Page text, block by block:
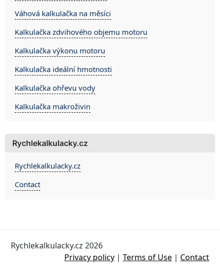
Váhová kalkulačka na měsíci
Kalkulačka zdvihového objemu motoru
Kalkulačka výkonu motoru
Kalkulačka ideální hmotnosti
Kalkulačka ohřevu vody
Kalkulačka makroživin
Rychlekalkulacky.cz
Rychlekalkulacky.cz
Contact
Rychlekalkulacky.cz 2026
Privacy policy | Terms of Use | Contact